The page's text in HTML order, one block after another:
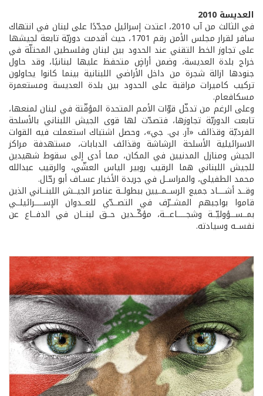
العديسة 2010
في الثالث من آب 2010، اعتدت إسرائيل مجدّدًا على لبنان في انتهاك
سافر لقرار مجلس الأمن رقم 1701، حيث أقدمت دوريّة تابعة لجيشها
على تجاوز الخط التقني عند الحدود بين لبنان وفلسطين المحتلّة في
خراج بلدة العديسة، وضمن أراضٍ متحفظ عليها لبنانيًا، وقد حاول
جنودها ازالة شجرة من داخل الأراضي اللبنانية بينما كانوا يحاولون
تركيب كاميرات مراقبة على الحدود بين بلدة العديسة ومستعمرة
مسكافعام.
وعلى الرغم من تدخّل قوّات الأمم المتحدة المؤقّتة في لبنان لمنعها،
تابعت الدوريّة تجاوزها، فتصدّت لها قوى الجيش اللبناني بالأسلحة
الفرديّة وقذائف «آر. بي. جي»، وحصل اشتباك استعملت فيه القوات
الاسرائيلية الأسلحة الرشاشة وقذائف الدبابات، مستهدفة مراكز
الجيش ومنازل المدنيين في المكان، مما أدى إلى سقوط شهيدين
للجيش اللبناني هما الرقيب روبير الياس العشّي، والرقيب عبدالله
محمد الطفيلي، والمراســل في جريدة الأخبار عسـاف أبو رحّال.
وقــد أشــــاد جميع الرســمــيين ببطولــة عناصر الجيــش اللبنــاني الذين
قاموا بواجبهم المشــرّف في التصــدّي للعــدوان الإســـــرائيلــي
بمــســـؤوليّــة وشجـــــاعـــة، مؤكّــدين حــق لبنــان في الدفــاع عن
نفســه وسيادته.